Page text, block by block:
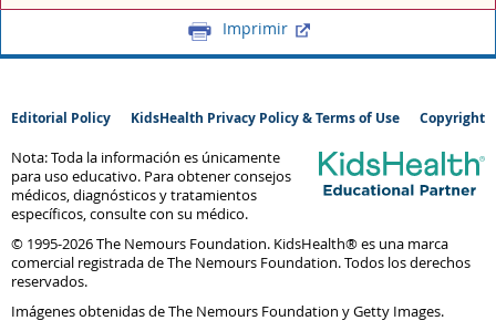
Imprimir
Editorial Policy KidsHealth Privacy Policy & Terms of Use Copyright
Nota: Toda la información es únicamente
para uso educativo. Para obtener consejos
médicos, diagnósticos y tratamientos
específicos, consulte con su médico.
© 1995-2026 The Nemours Foundation. KidsHealth® es una marca
comercial registrada de The Nemours Foundation. Todos los derechos
reservados.
Imágenes obtenidas de The Nemours Foundation y Getty Images.